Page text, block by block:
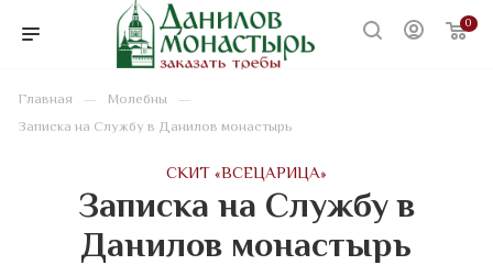
0
Главная — Молебны —
Записка на Службу в Данилов монастырь
CКИТ «ВСЕЦАРИЦА»
Записка на Службу в
Данилов монастырь